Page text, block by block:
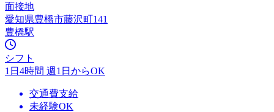
面接地
愛知県豊橋市藤沢町141
豊橋駅
シフト
1日4時間 週1日からOK
交通費支給
未経験OK